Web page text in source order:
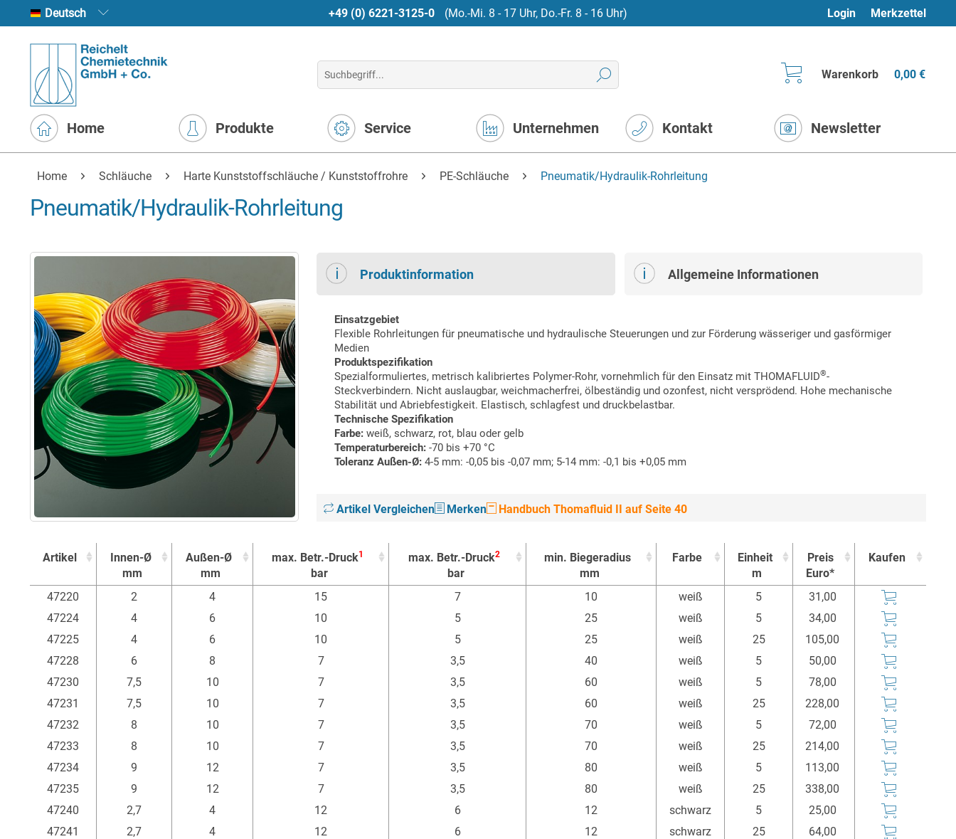
Deutsch +49 (0) 6221-3125-0 (Mo.-Mi. 8 - 17 Uhr, Do.-Fr. 8 - 16 Uhr) Login Merkzettel
Warenkorb 0,00 €
Home Produkte Service Unternehmen Kontakt Newsletter
Home Schläuche Harte Kunststoffschläuche / Kunststoffrohre PE-Schläuche Pneumatik/Hydraulik-Rohrleitung
Pneumatik/Hydraulik-Rohrleitung
Produktinformation Allgemeine Informationen
Einsatzgebiet
Flexible Rohrleitungen für pneumatische und hydraulische Steuerungen und zur Förderung wässeriger und gasförmiger
Medien
Produktspezifikation
Spezialformuliertes, metrisch kalibriertes Polymer-Rohr, vornehmlich für den Einsatz mit THOMAFLUID®-
Steckverbindern. Nicht auslaugbar, weichmacherfrei, ölbeständig und ozonfest, nicht versprödend. Hohe mechanische
Stabilität und Abriebfestigkeit. Elastisch, schlagfest und druckbelastbar.
Technische Spezifikation
Farbe: weiß, schwarz, rot, blau oder gelb
Temperaturbereich: -70 bis +70 °C
Toleranz Außen-Ø: 4-5 mm: -0,05 bis -0,07 mm; 5-14 mm: -0,1 bis +0,05 mm
Artikel Vergleichen Merken Handbuch Thomafluid II auf Seite 40
Artikel
Innen-Ø
mm
Außen-Ø
mm
max. Betr.-Druck1
bar
max. Betr.-Druck2
bar
min. Biegeradius
mm
Farbe
Einheit
m
Preis
Euro*
Kaufen
Artikel
Innen-Ø
Außen-Ø
max. Betr.-Druck max. Betr.-Druck
min. Biegeradius
Farbe
Einheit
Preis
Kaufen
47220 2 4 15 7 10 weiß 5
31,00
47224
4 6 10 5 25 weiß 5
34,00
47225
4 6 10 5 25 weiß 25
105,00
47228
6 8 7 3,5 40 weiß 5
50,00
47230
7,5 10 7 3,5 60 weiß 5
78,00
47231
7,5 10 7 3,5 60 weiß 25
228,00
47232
8 10 7 3,5 70 weiß 5
72,00
47233
8 10 7 3,5 70 weiß 25
214,00
47234
9 12 7 3,5 80 weiß 5
113,00
47235
9 12 7 3,5 80 weiß 25
338,00
47240
2,7 4 12 6 12 schwarz 5
25,00
47241
2,7 4 12 6 12 schwarz 25
64,00